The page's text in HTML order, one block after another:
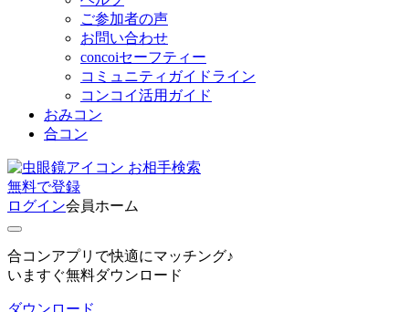
ご参加者の声
お問い合わせ
concoiセーフティー
コミュニティガイドライン
コンコイ活用ガイド
おみコン
合コン
お相手検索
無料で登録
ログイン会員ホーム
合コンアプリで快適にマッチング♪
いますぐ無料ダウンロード
ダウンロード